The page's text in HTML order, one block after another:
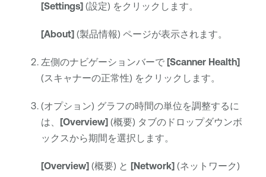
[Settings] (設定) をクリックします。
[About] (製品情報) ページが表示されます。
左側のナビゲーションバーで [Scanner Health]
(スキャナーの正常性) をクリックします。
(オプション) グラフの時間の単位を調整するに
は、
[Overview] (概要) タブのドロップダウンボ
ックスから期間を選択します。
[Overview] (概要) と [Network] (ネットワーク)